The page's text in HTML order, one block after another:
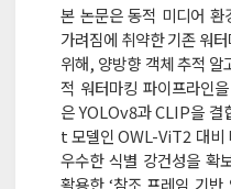
본 논문은 동적 미디어 환
가려짐에 취약한 기존 워
위해, 양방향 객체 추적 알
적 워터마킹 파이프라인
은 YOLOv8과 CLIP을
t 모델인 OWL-ViT2 대비
우수한 식별 강건성을 확
활용한 ‘참조 프레임 기